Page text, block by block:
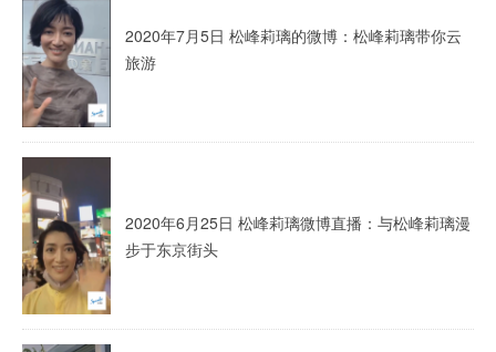
2020年7月5日 松峰莉璃的微博：松峰莉璃带你云
旅游
2020年6月25日 松峰莉璃微博直播：与松峰莉璃漫
步于东京街头